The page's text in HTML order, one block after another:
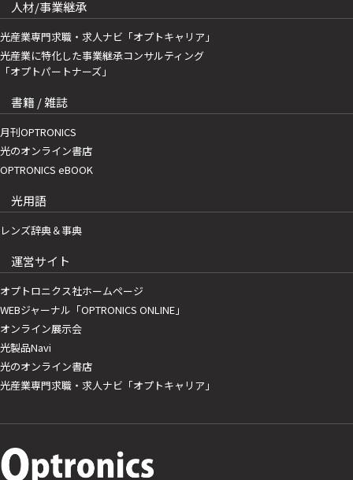
人材/事業継承
光産業専門求職・求人ナビ「オプトキャリア」
光産業に特化した事業継承コンサルティング
「オプトパートナーズ」
書籍 / 雑誌
月刊OPTRONICS
光のオンライン書店
OPTRONICS eBOOK
光用語
レンズ辞典＆事典
運営サイト
オプトロニクス社ホームページ
WEBジャーナル「OPTRONICS ONLINE」
オンライン展示会
光製品Navi
光のオンライン書店
光産業専門求職・求人ナビ「オプトキャリア」